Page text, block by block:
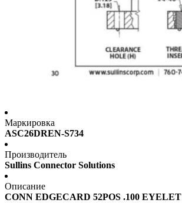
Маркировка
ASC26DREN-S734
Производитель
Sullins Connector Solutions
Описание
CONN EDGECARD 52POS .100 EYELET